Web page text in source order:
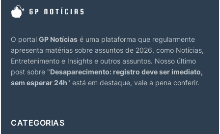
O portal GP Notícias é uma plataforma que regularmente
apresenta matérias sobre assuntos de 2026, como Notícias,
Entretenimento e Insights e outros assuntos. Nosso último
post sobre "Desaparecimento: registro deve ser imediato,
sem esperar 24h" está em destaque, vale a pena conferir.
CATEGORIAS